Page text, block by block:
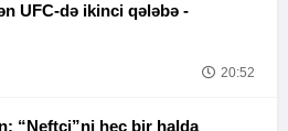
Tofiq Musayevdən UFC-də ikinci qələbə -
20:52
“Neftçi”ni heç bir halda